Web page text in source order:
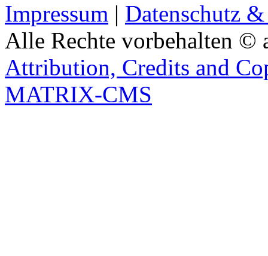
Impressum | Datenschutz
Alle Rechte vorbehalten ©
Attribution, Credits and
MATRIX-CMS